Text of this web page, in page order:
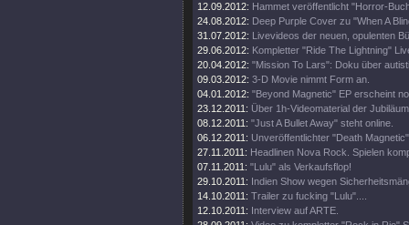
12.09.2012: Hammet veröffentlicht "Horror-
24.08.2012: Deep Purple Cover zu "When A
31.07.2012: Livevideos der neuen, opulenten
29.06.2012: Kompletter "Ride The Lightning"
20.04.2012: "Mission To Lars": Doku über
09.03.2012: 3-D Movie nimmt Form an.
04.01.2012: "Beyond Magnetic" EP erscheint
23.12.2011: Über 1h-Videomaterial der
08.12.2011: "Just A Bullet Away" steht online.
06.12.2011: Unveröffentlichter "Death
27.11.2011: Headlinen Nova Rock. Spielen
07.11.2011: "Lulu" als Verkaufsflop!
29.10.2011: Indien Show wegen
14.10.2011: Trailer zu fucking "Lulu"....
12.10.2011: Interview auf ARTE.